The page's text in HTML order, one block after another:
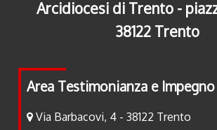
Arcidiocesi di Trento -
38122 Trento
Area Testimonianza e
Via Barbacovi, 4 - 38122 Trento